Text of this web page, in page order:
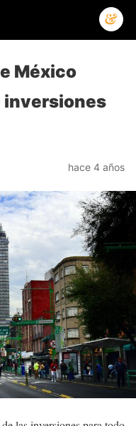
México
inversiones
hace 4 años